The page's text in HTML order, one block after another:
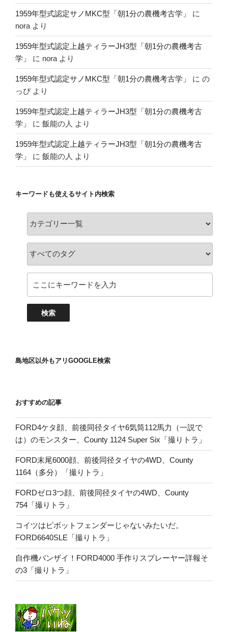
1959年型式認定サノMKC型「朝1分の農機考古学」
に
nora より
1959年型式認定上越ティラーJH3型「朝1分の農機考古
学」
に nora より
1959年型式認定サノMKC型「朝1分の農機考古学」 に の
っぴより
1959年型式認定上越ティラーJH3型「朝1分の農機考古
学」
に 飯能の人 より
1959年型式認定上越ティラーJH3型「朝1分の農機考古
学」
に 飯能の人 より
キーワードも使えるサイト内検索
島地区以外もアリGOOGLE検索
おすすめの記事
FORD4ケタ顔、前後同径タイヤ6気筒112馬力（一説で
は）のモンスター、County 1124 Super Six「撮りトラ」
FORD末尾6000顔、前後同径タイヤの4WD、County
1164（多分）「撮りトラ」
FORDゼロ3つ顔、前後同径タイヤの4WD、County
754「撮りトラ」
コイツはピボットフェンダーじゃないみたいだ。
FORD6640SLE「撮りトラ」
自作機バンザイ！FORD4000 手作りスプレーヤー詳報そ
の3「撮りトラ」